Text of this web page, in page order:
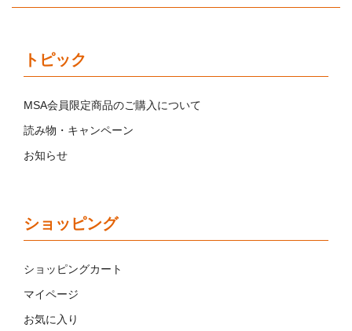
トピック
MSA会員限定商品のご購入について
読み物・キャンペーン
お知らせ
ショッピング
ショッピングカート
マイページ
お気に入り